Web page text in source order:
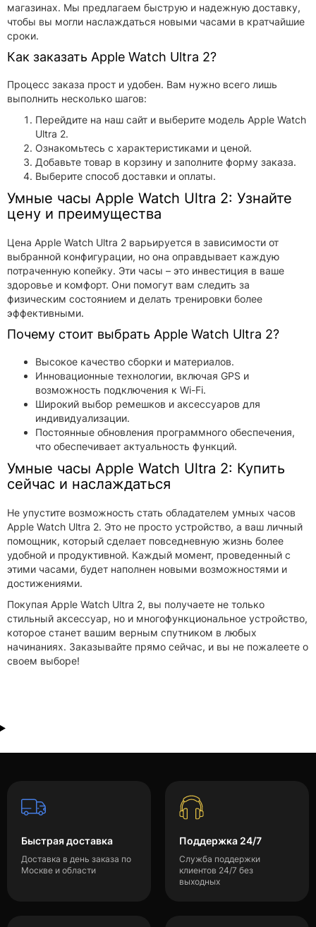
магазинах. Мы предлагаем быструю и надежную доставку,
чтобы вы могли наслаждаться новыми часами в кратчайшие
сроки.
Как заказать Apple Watch Ultra 2?
Процесс заказа прост и удобен. Вам нужно всего лишь
выполнить несколько шагов:
Перейдите на наш сайт и выберите модель Apple Watch
Ultra 2.
Ознакомьтесь с характеристиками и ценой.
Добавьте товар в корзину и заполните форму заказа.
Выберите способ доставки и оплаты.
Умные часы Apple Watch Ultra 2: Узнайте
цену и преимущества
Цена Apple Watch Ultra 2 варьируется в зависимости от
выбранной конфигурации, но она оправдывает каждую
потраченную копейку. Эти часы – это инвестиция в ваше
здоровье и комфорт. Они помогут вам следить за
физическим состоянием и делать тренировки более
эффективными.
Почему стоит выбрать Apple Watch Ultra 2?
Высокое качество сборки и материалов.
Инновационные технологии, включая GPS и
возможность подключения к Wi-Fi.
Широкий выбор ремешков и аксессуаров для
индивидуализации.
Постоянные обновления программного обеспечения,
что обеспечивает актуальность функций.
Умные часы Apple Watch Ultra 2: Купить
сейчас и наслаждаться
Не упустите возможность стать обладателем умных часов
Apple Watch Ultra 2. Это не просто устройство, а ваш личный
помощник, который сделает повседневную жизнь более
удобной и продуктивной. Каждый момент, проведенный с
этими часами, будет наполнен новыми возможностями и
достижениями.
Покупая Apple Watch Ultra 2, вы получаете не только
стильный аксессуар, но и многофункциональное устройство,
которое станет вашим верным спутником в любых
начинаниях. Заказывайте прямо сейчас, и вы не пожалеете о
своем выборе!
Быстрая доставка
Доставка в день заказа по
Москве и области
Поддержка 24/7
Служба поддержки
клиентов 24/7 без
выходных